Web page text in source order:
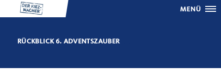
MENÜ
RÜCKBLICK 6. ADVENTSZAUBER